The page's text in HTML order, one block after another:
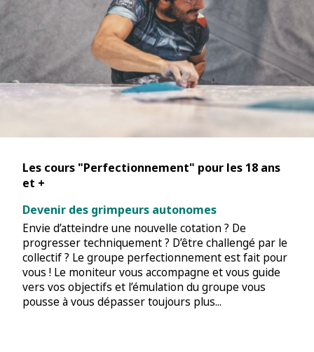
Les cours "Perfectionnement" pour les 18 ans
et +
Devenir des grimpeurs autonomes
Envie d’atteindre une nouvelle cotation ? De
progresser techniquement ? D’être challengé par le
collectif ? Le groupe perfectionnement est fait pour
vous ! Le moniteur vous accompagne et vous guide
vers vos objectifs et l’émulation du groupe vous
pousse à vous dépasser toujours plus...